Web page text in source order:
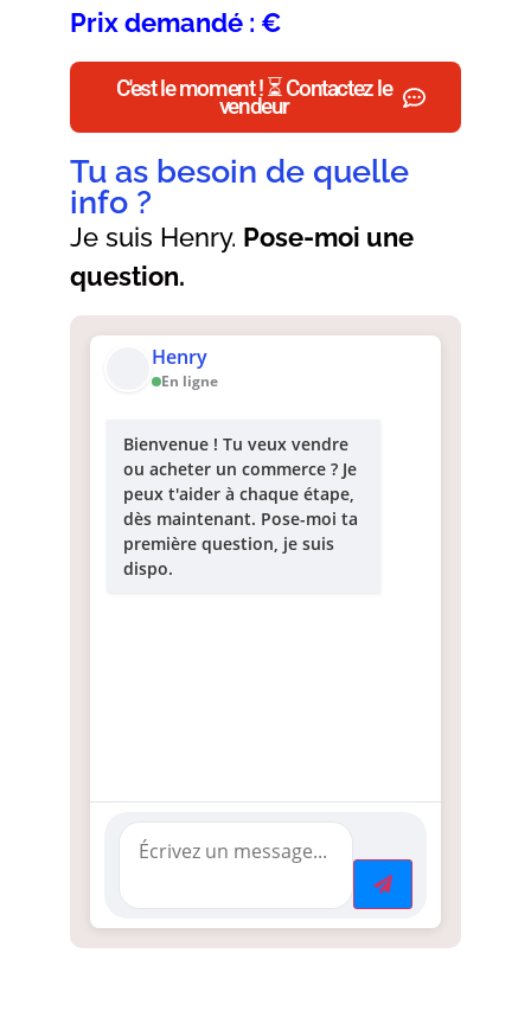
Prix demandé : €
C'est le moment ! ⏳ Contactez le
vendeur
Henry
En ligne
Bienvenue ! Tu veux vendre
ou acheter un commerce ? Je
peux t'aider à chaque étape,
dès maintenant. Pose-moi ta
première question, je suis
dispo.
Je suis Henry. Pose-moi une
question.
Tu as besoin de quelle
info ?